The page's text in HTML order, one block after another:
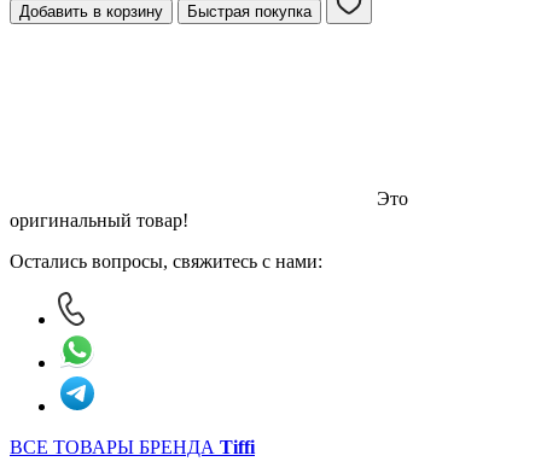
Добавить в корзину Быстрая покупка
Это
оригинальный товар!
Остались вопросы, свяжитесь с нами:
ВСЕ ТОВАРЫ БРЕНДА Tiffi